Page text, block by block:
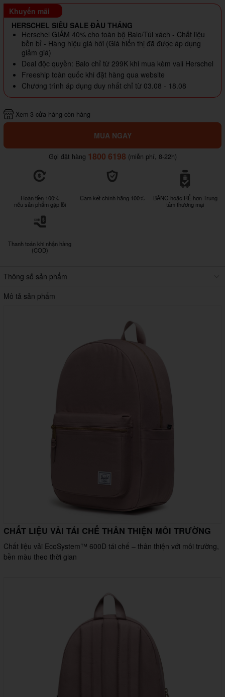
Khuyến mãi
HERSCHEL SIÊU SALE ĐẦU THÁNG
Herschel GIẢM 40% cho toàn bộ Balo/Túi xách - Chất liệu
bền bỉ - Hàng hiệu giá hời (Giá hiển thị đã được áp dụng
giảm giá)
Deal độc quyền: Balo chỉ từ 299K khi mua kèm vali Herschel
Freeship toàn quốc khi đặt hàng qua website
Chương trình áp dụng duy nhất chỉ từ 03.08 - 18.08
Xem 3 cửa hàng còn hàng
MUA NGAY
Gọi đặt hàng 1800 6198 (miễn phí, 8-22h)
Hoàn tiền 100%
nếu sản phẩm gặp lỗi
Cam kết chính hãng 100%
BẰNG hoặc RẺ hơn Trung
tâm thương mại
Thanh toán khi nhận hàng
(COD)
Thông số sản phẩm
Mô tả sản phẩm
CHẤT LIỆU VẢI TÁI CHẾ THÂN THIỆN MÔI TRƯỜNG
Chất liệu vải EcoSystem™ 600D tái chế – thân thiện với môi trường,
bền màu theo thời gian